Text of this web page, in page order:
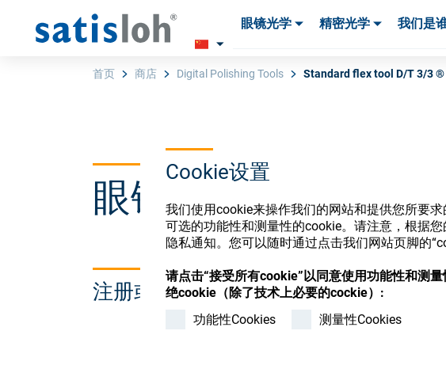
Cookie设置
我们使用cookie来操作我们的网站和提供您所要
可选的功能性和测量性的cookie。请注意，根据
隐私通知。您可以随时通过点击我们网站页脚的
请点击“接受所有cookie”以同意使用功能性和测
绝cookie（除了技术上必要的cockie）:
功能性Cookies
测量性Cookies
眼镜光学 精密光学 我们是
首页 商店 Digital Polishing Tools Standard flex tool D/T 3/3 ®
眼镜光学耗材商店
注册或登录以访问您的帐户，并了解我